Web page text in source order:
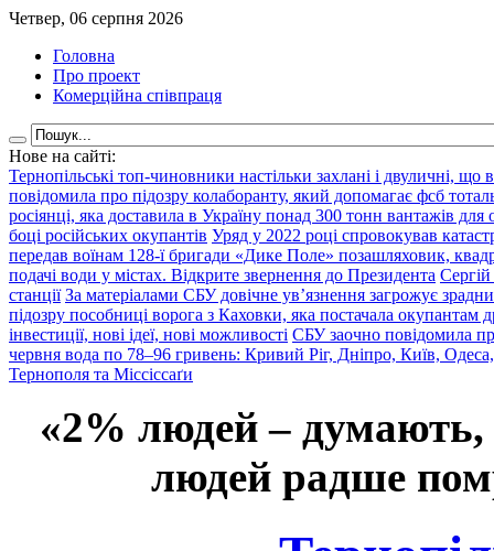
Четвер, 06 серпня 2026
Головна
Про проект
Комерційна співпраця
Нове на сайті:
Тернопільські топ-чиновники настільки захлані і двуличні, що
повідомила про підозру колаборанту, який допомагає фсб
росіянці, яка доставила в Україну понад 300 тонн вантажів для
боці російських окупантів Уряд у 2022 році спровокував
передав воїнам 128-ї бригади «Дике Поле» позашляховик,
подачі води у містах. Відкрите звернення до Президента
станції За матеріалами СБУ довічне ув’язнення загрожує
підозру пособниці ворога з Каховки, яка постачала окупантам
інвестиції, нові ідеї, нові можливості СБУ заочно повідомила
червня вода по 78–96 гривень: Кривий Ріг, Дніпро, Київ,
Тернополя та Міссіссаґи
«2% людей –
людей радше